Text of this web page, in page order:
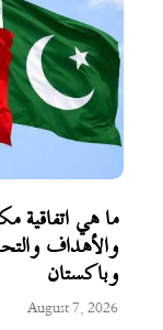
ما هي اتفاقية
والأهداف
وباكستان
August 7, 2026